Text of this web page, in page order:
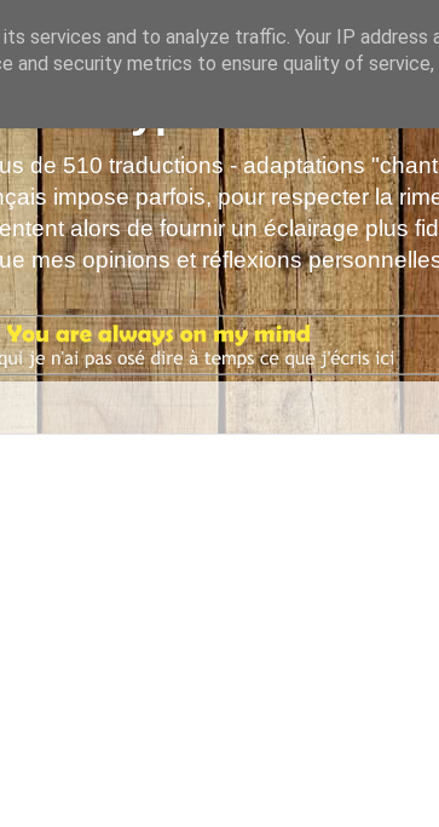
Polyphrène
de 510 traductions - adaptations
impose parfois, pour respecter la
alors de fournir un éclairage plus
mes opinions et réflexions
services and to analyze traffic. Your IP address
and security metrics to ensure quality of service,